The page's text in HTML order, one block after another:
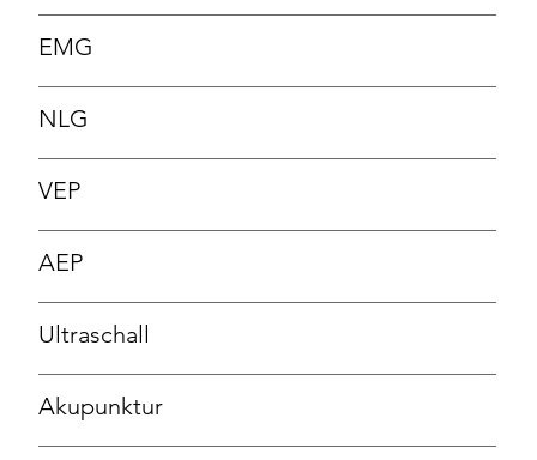
EMG
NLG
VEP
AEP
Ultraschall
Akupunktur